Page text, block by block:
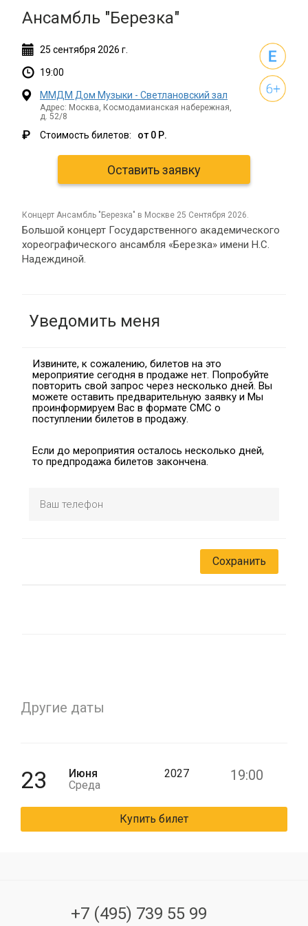
Ансамбль "Березка"
25 сентября 2026 г.
19:00
ММДМ Дом Музыки - Светлановский зал
Адрес: Москва, Космодамианская набережная,
д. 52/8
₽ Стоимость билетов: от 0 Р.
Оставить заявку
концерт Ансамбль "Березка" в Москве 25 Сентября 2026.
Большой концерт Государственного академического
хореографического ансамбля «Березка» имени Н.С.
Надеждиной.
Уведомить меня
Извините, к сожалению, билетов на это
мероприятие сегодня в продаже нет. Попробуйте
повторить свой запрос через несколько дней. Вы
можете оставить предварительную заявку и Мы
проинформируем Вас в формате СМС о
поступлении билетов в продажу.
Если до мероприятия осталось несколько дней,
то предпродажа билетов закончена.
Сохранить
Другие даты
23
Июня
Среда
2027 19:00
Купить билет
+7 (495) 739 55 99